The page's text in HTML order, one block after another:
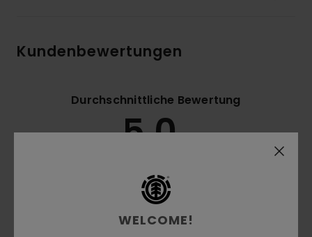
Kundenbewertungen
Durchschnittliche Bewertung
5.0
2 verifizierten Bewertungen
Dezember 2025
50% unserer Kunden empfehlen dieses Produkt
WELCOME!